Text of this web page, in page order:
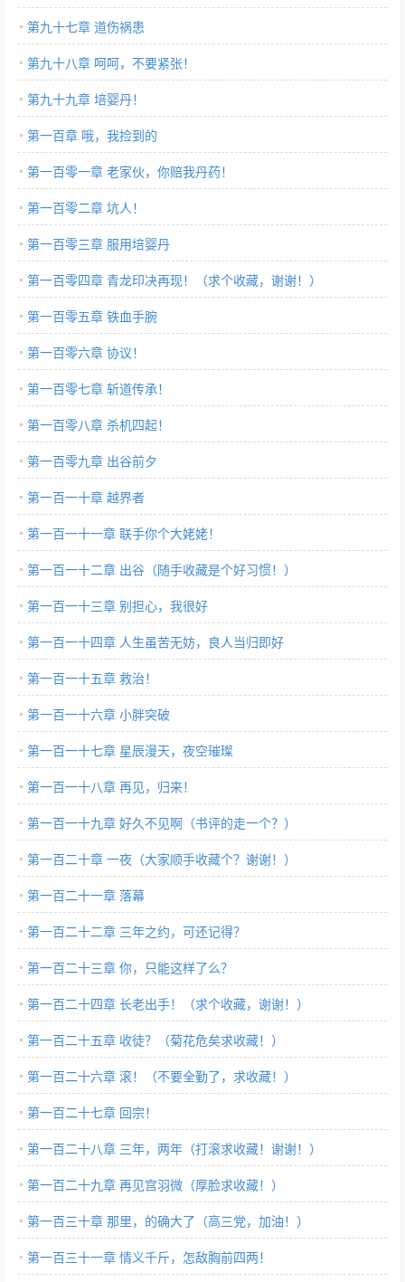
第九十七章 道伤祸患
第九十八章 呵呵，不要紧张！
第九十九章 培婴丹！
第一百章 哦，我捡到的
第一百零一章 老家伙，你赔我丹药！
第一百零二章 坑人！
第一百零三章 服用培婴丹
第一百零四章 青龙印决再现！（求个收藏，谢谢！）
第一百零五章 铁血手腕
第一百零六章 协议！
第一百零七章 斩道传承！
第一百零八章 杀机四起！
第一百零九章 出谷前夕
第一百一十章 越界者
第一百一十一章 联手你个大姥姥！
第一百一十二章 出谷（随手收藏是个好习惯！）
第一百一十三章 别担心，我很好
第一百一十四章 人生虽苦无妨，良人当归即好
第一百一十五章 救治！
第一百一十六章 小胖突破
第一百一十七章 星辰漫天，夜空璀璨
第一百一十八章 再见，归来！
第一百一十九章 好久不见啊（书评的走一个？）
第一百二十章 一夜（大家顺手收藏个？谢谢！）
第一百二十一章 落幕
第一百二十二章 三年之约，可还记得？
第一百二十三章 你，只能这样了么？
第一百二十四章 长老出手！（求个收藏，谢谢！）
第一百二十五章 收徒？（菊花危矣求收藏！）
第一百二十六章 滚！（不要全勤了，求收藏！）
第一百二十七章 回宗！
第一百二十八章 三年，两年（打滚求收藏！谢谢！）
第一百二十九章 再见宫羽微（厚脸求收藏！）
第一百三十章 那里，的确大了（高三党，加油！）
第一百三十一章 情义千斤，怎敌胸前四两！